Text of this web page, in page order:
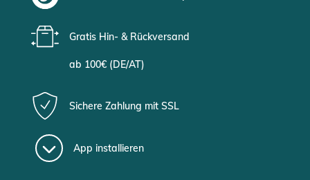
Gratis Hin- & Rückversand
ab 100€ (DE/AT)
Sichere Zahlung mit SSL
App installieren